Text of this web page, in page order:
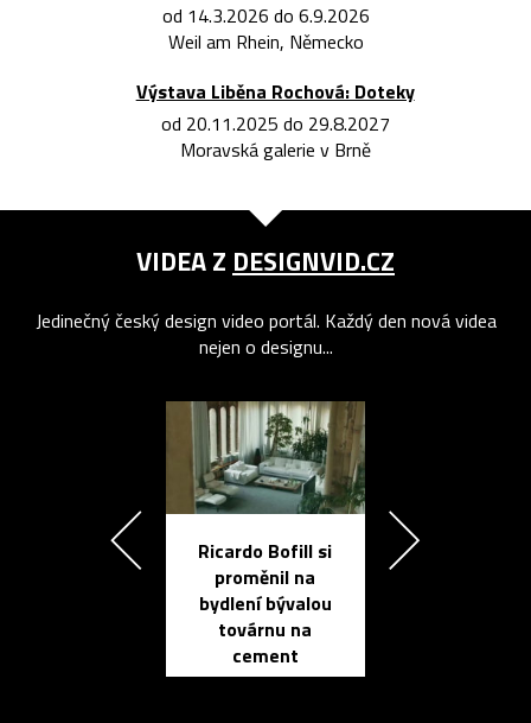
od 14.3.2026 do 6.9.2026
Weil am Rhein, Německo
Výstava Liběna Rochová: Doteky
od 20.11.2025 do 29.8.2027
Moravská galerie v Brně
VIDEA Z DESIGNVID.CZ
Jedinečný český design video portál. Každý den nová videa
nejen o designu...
Ricardo Bofill si
proměnil na
bydlení bývalou
továrnu na
cement